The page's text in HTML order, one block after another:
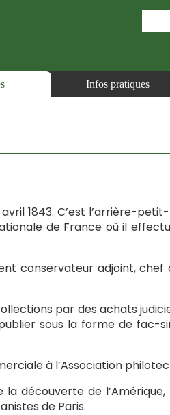
Infos pratiques
1843. C’est l’arrière-
de France où il
conservateur adjoint,
par des achats
sous la forme de fac-
à l’Association
découverte de l’Amérique,
de Paris.